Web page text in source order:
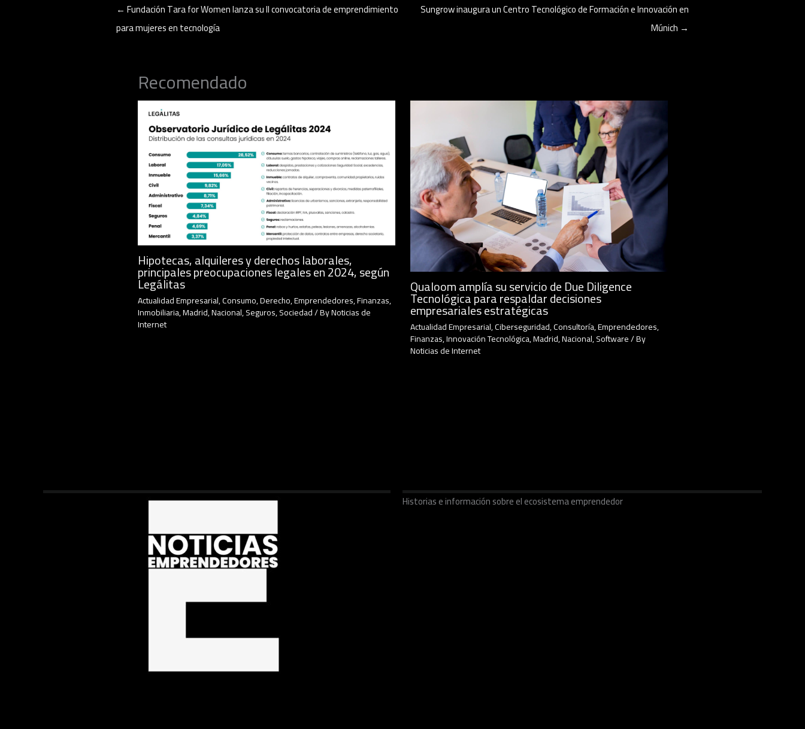
← Fundación Tara for Women lanza su II convocatoria de emprendimiento
para mujeres en tecnología
Sungrow inaugura un Centro Tecnológico de Formación e Innovación en
Múnich →
Recomendado
Hipotecas, alquileres y derechos laborales,
principales preocupaciones legales en 2024, según
Legálitas
Actualidad Empresarial,Consumo,Derecho,Emprendedores,Finanzas,
Inmobiliaria,Madrid,Nacional,Seguros,Sociedad/ ByNoticias de
Internet
Qualoom amplía su servicio de Due Diligence
Tecnológica para respaldar decisiones
empresariales estratégicas
Actualidad Empresarial,Ciberseguridad,Consultoría,Emprendedores,
Finanzas,Innovación Tecnológica,Madrid,Nacional,Software/ By
Noticias de Internet
Historias e información sobre el ecosistema emprendedor